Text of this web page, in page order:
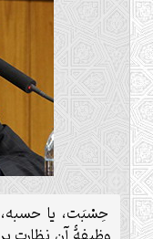
حِسْبَت، یا